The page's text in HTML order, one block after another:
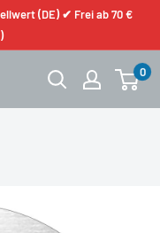
(DE) ✔ Frei ab 70 €
0